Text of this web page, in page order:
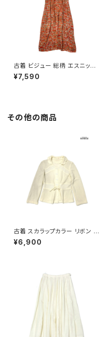
古着 ビジュー 総柄 エスニック
柄 ロング丈 半袖 ワンピース オ
レンジ (otu2605039)
¥7,590
その他の商品
古着 スカラップカラー リボン 無
地 長袖 ニット カーディガン ベ
ージュ 生成り (ttu2501064)
¥6,900